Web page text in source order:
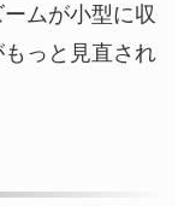
ムが小型に収
っと見直され